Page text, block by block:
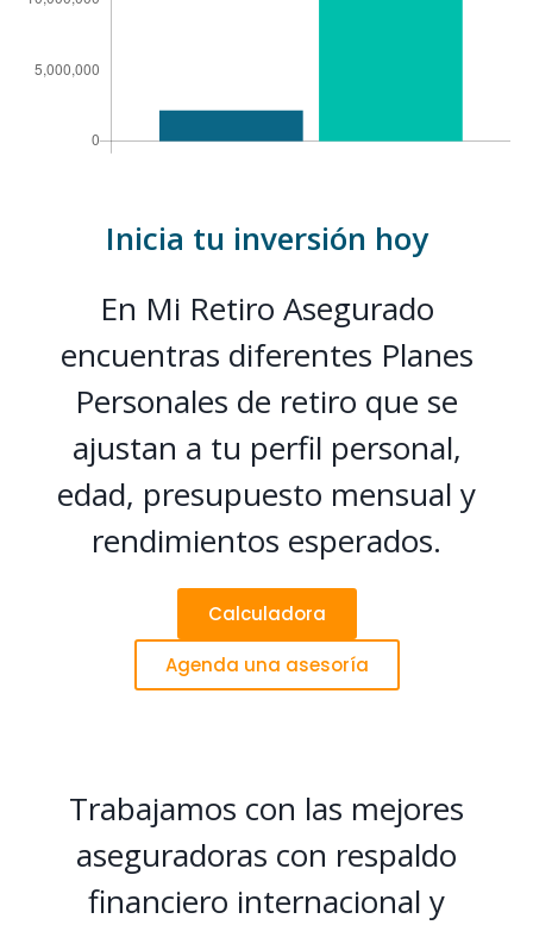
Inicia tu inversión hoy
En Mi Retiro Asegurado
encuentras diferentes Planes
Personales de retiro que se
ajustan a tu perfil personal,
edad, presupuesto mensual y
rendimientos esperados.
Calculadora
Agenda una asesoría
Trabajamos con las mejores
aseguradoras con respaldo
financiero internacional y